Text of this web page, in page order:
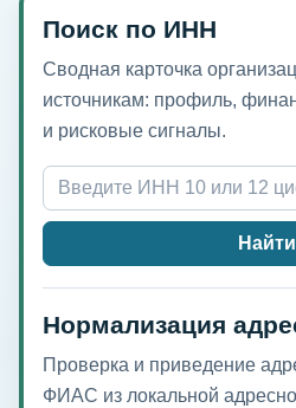
Поиск по ИНН
Сводная карточка
источникам: профиль,
и рисковые сигналы.
Найти
Нормализация
Проверка и приведение
ФИАС из локальной